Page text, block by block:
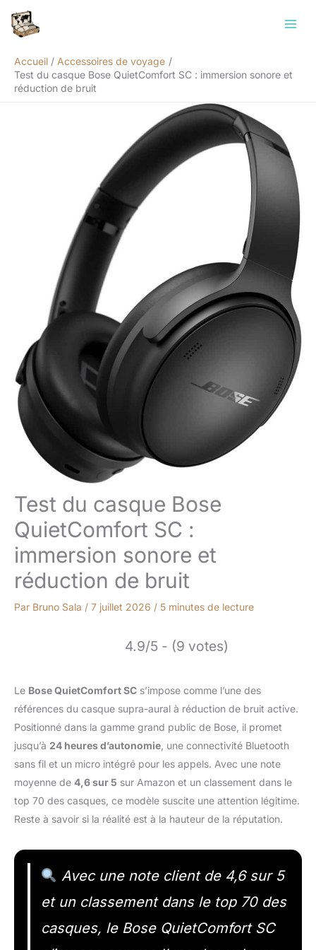
Accueil
Accessoires de voyage
Test du casque Bose QuietComfort SC : immersion sonore et
réduction de bruit
Test du casque Bose
QuietComfort SC :
immersion sonore et
réduction de bruit
Par Bruno Sala / 7 juillet 2026 / 5 minutes de lecture
4.9/5 - (9 votes)
Le Bose QuietComfort SC s’impose comme l’une des
références du casque supra-aural à réduction de bruit active.
Positionné dans la gamme grand public de Bose, il promet
jusqu’à 24 heures d’autonomie , une connectivité Bluetooth
sans fil et un micro intégré pour les appels. Avec une note
moyenne de 4,6 sur 5 sur Amazon et un classement dans le
top 70 des casques, ce modèle suscite une attention légitime.
Reste à savoir si la réalité est à la hauteur de la réputation.
Avec une note client de 4,6 sur 5
et un classement dans le top 70 des
casques, le Bose QuietComfort SC
Rechercher